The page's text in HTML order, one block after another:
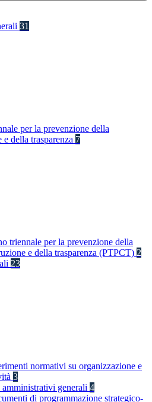
31
per la prevenzione della
e della trasparenza 7
triennale per la prevenzione della
e della trasparenza (PTPCT) 2
23
normativi su organizzazione e
3
generali 4
di programmazione strategico-